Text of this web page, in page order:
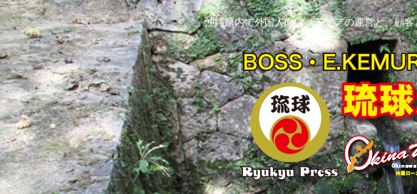
沖縄県内で外国人向けメディアの運営と、顧